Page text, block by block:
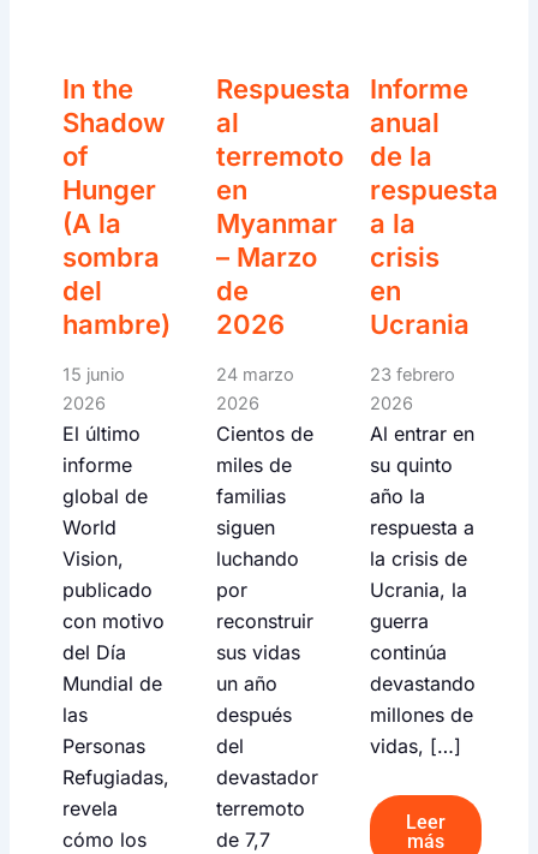
In the
Shadow
of
Hunger
(A la
sombra
del
hambre)
15 junio
2026
El último
informe
global de
World
Vision,
publicado
con motivo
del Día
Mundial de
las
Personas
Refugiadas,
revela
cómo los
Respuesta
al
terremoto
en
Myanmar
– Marzo
de
2026
24 marzo
2026
Cientos de
miles de
familias
siguen
luchando
por
reconstruir
sus vidas
un año
después
del
devastador
terremoto
de 7,7
Informe
anual
de la
respuesta
a la
crisis
en
Ucrania
23 febrero
2026
Al entrar en
su quinto
año la
respuesta a
la crisis de
Ucrania, la
guerra
continúa
devastando
millones de
vidas, […]
Leer
más